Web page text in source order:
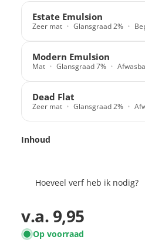
Estate Emulsion
Zeer mat Glansgraad 2%
Modern Emulsion
Mat Glansgraad 7%
Dead Flat
Zeer mat Glansgraad 2%
Inhoud
Hoeveel verf heb ik nodig?
v.a. 9,95
Op voorraad